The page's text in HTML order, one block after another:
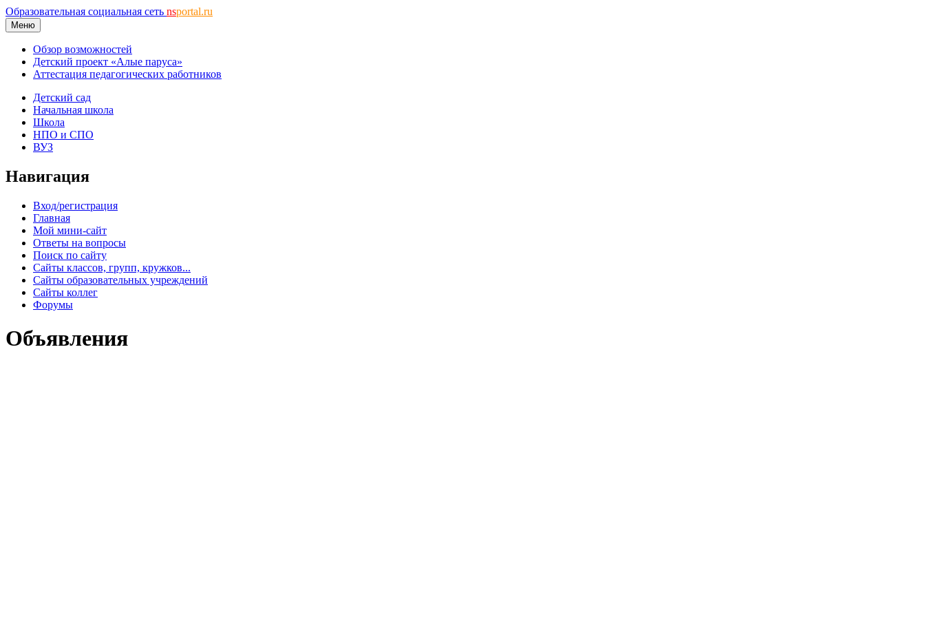
Образовательная социальная сеть nsportal.ru
Меню
Обзор возможностей
Детский проект «Алые паруса»
Аттестация педагогических работников
Детский сад
Начальная школа
Школа
НПО и СПО
ВУЗ
Навигация
Вход/регистрация
Главная
Мой мини-сайт
Ответы на вопросы
Поиск по сайту
Сайты классов, групп, кружков...
Сайты образовательных учреждений
Сайты коллег
Форумы
Объявления